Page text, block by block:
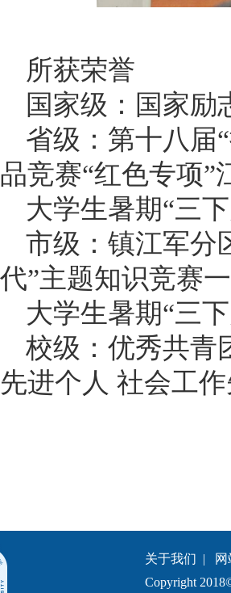
所获荣誉
国家级：国家励
省级：第十八届
品竞赛“红色专项”
大学生暑期“三
市级：镇江军分
代”主题知识竞赛
大学生暑期“三
校级：优秀共
先进个人 社会工作
关于我们 | 网
Copyright